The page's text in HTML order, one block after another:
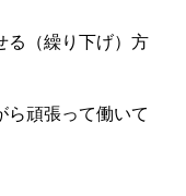
る（繰り下げ）方
ら頑張って働いて